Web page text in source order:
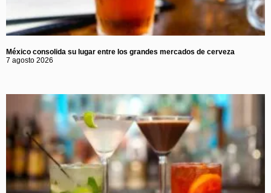
México consolida su lugar entre los grandes mercados de cerveza
7 agosto 2026